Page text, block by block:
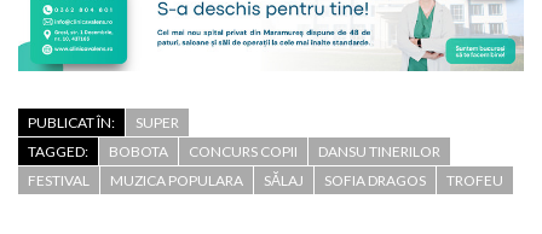
PUBLICAT ÎN:
SUPER
TAGGED:
BOBOTA CONCURS COPII
DANSU TINERILOR
FESTIVAL
MUZICA POPULARA SĂLAJ SOFIA DRAGOS TROFEU